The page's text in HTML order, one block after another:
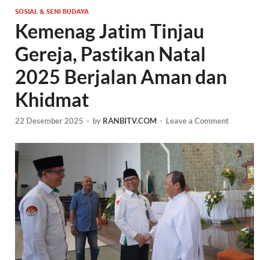
SOSIAL & SENI BUDAYA
Kemenag Jatim Tinjau
Gereja, Pastikan Natal
2025 Berjalan Aman dan
Khidmat
22 Desember 2025 - by RANBITV.COM - Leave a Comment